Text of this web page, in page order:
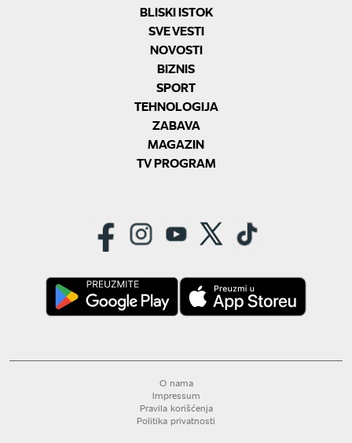
BLISKI ISTOK
SVE VESTI
NOVOSTI
BIZNIS
SPORT
TEHNOLOGIJA
ZABAVA
MAGAZIN
TV PROGRAM
O nama
Impressum
Pravila korišćenja
Politika privatnosti